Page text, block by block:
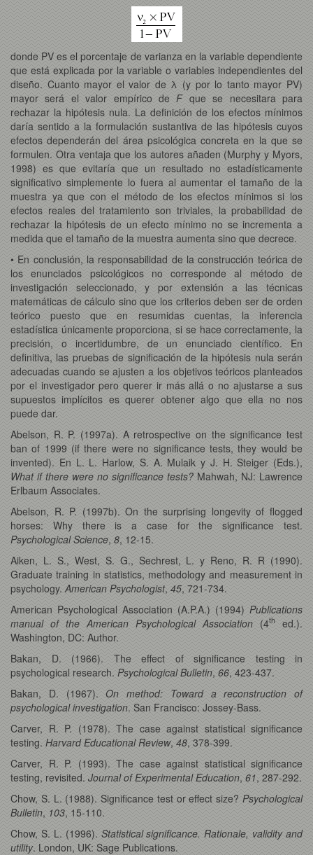
donde PV es el porcentaje de varianza en la variable dependiente
que está explicada por la variable o variables independientes del
diseño. Cuanto mayor el valor de λ (y por lo tanto mayor PV)
mayor será el valor empírico deFque se necesitara para
rechazar la hipótesis nula. La definición de los efectos mínimos
daría sentido a la formulación sustantiva de las hipótesis cuyos
efectos dependerán del área psicológica concreta en la que se
formulen. Otra ventaja que los autores añaden (Murphy y Myors,
1998) es que evitaría que un resultado no estadísticamente
significativo simplemente lo fuera al aumentar el tamaño de la
muestra ya que con el método de los efectos mínimos si los
efectos reales del tratamiento son triviales, la probabilidad de
rechazar la hipótesis de un efecto mínimo no se incrementa a
medida que el tamaño de la muestra aumenta sino que decrece.
• En conclusión, la responsabilidad de la construcción teórica de
los enunciados psicológicos no corresponde al método de
investigación seleccionado, y por extensión a las técnicas
matemáticas de cálculo sino que los criterios deben ser de orden
teórico puesto que en resumidas cuentas, la inferencia
estadística únicamente proporciona, si se hace correctamente, la
precisión, o incertidumbre, de un enunciado científico. En
definitiva, las pruebas de significación de la hipótesis nula serán
adecuadas cuando se ajusten a los objetivos teóricos planteados
por el investigador pero querer ir más allá o no ajustarse a sus
supuestos implícitos es querer obtener algo que ella no nos
puede dar.
Abelson, R. P. (1997a). A retrospective on the significance test
ban of 1999 (if there were no significance tests, they would be
invented). En L. L. Harlow, S. A. Mulaik y J. H. Steiger (Eds.),
What if there were no significance tests? Mahwah, NJ: Lawrence
Erlbaum Associates.
Abelson, R. P. (1997b). On the surprising longevity of flogged
horses: Why there is a case for the significance test.
Psychological Science, 8, 12-15.
Aiken, L. S., West, S. G., Sechrest, L. y Reno, R. R (1990).
Graduate training in statistics, methodology and measurement in
psychology. American Psychologist, 45, 721-734.
American Psychological Association (A.P.A.) (1994) Publications
manual of the American Psychological Association (4th
ed.).
Washington, DC: Author.
Bakan, D. (1966). The effect of significance testing in
psychological research. Psychological Bulletin, 66, 423-437.
Bakan, D. (1967). On method: Toward a reconstruction of
psychological investigation. San Francisco: Jossey-Bass.
Carver, R. P. (1978). The case against statistical significance
testing. Harvard Educational Review, 48, 378-399.
Carver, R. P. (1993). The case against statistical significance
testing, revisited. Journal of Experimental Education, 61, 287-292.
Chow, S. L. (1988). Significance test or effect size? Psychological
Bulletin, 103, 15-110.
Chow, S. L. (1996). Statistical significance. Rationale, validity and
utility. London, UK: Sage Publications.